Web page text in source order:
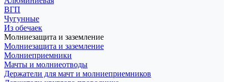
ВГП
Чугунные
Из обечаек
Молниезащита и заземление
Молниезащита и заземление
Молниеприемники
Мачты и молниеотводы
Держатели для мачт и молниеприемников